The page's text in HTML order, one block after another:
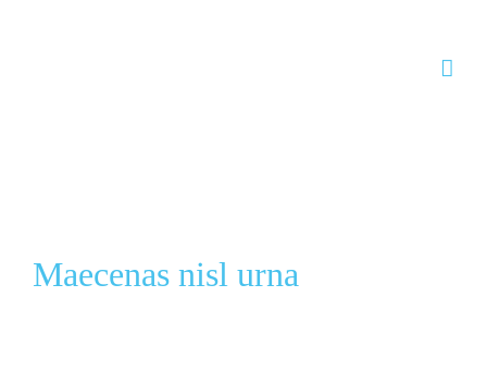
Maecenas nisl urna